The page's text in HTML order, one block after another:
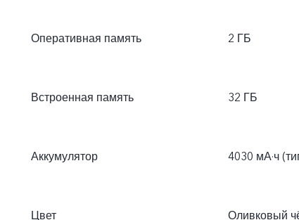
Оперативная память 2 ГБ
Встроенная память 32 ГБ
Аккумулятор 4030 мА·ч
Цвет Оливковый